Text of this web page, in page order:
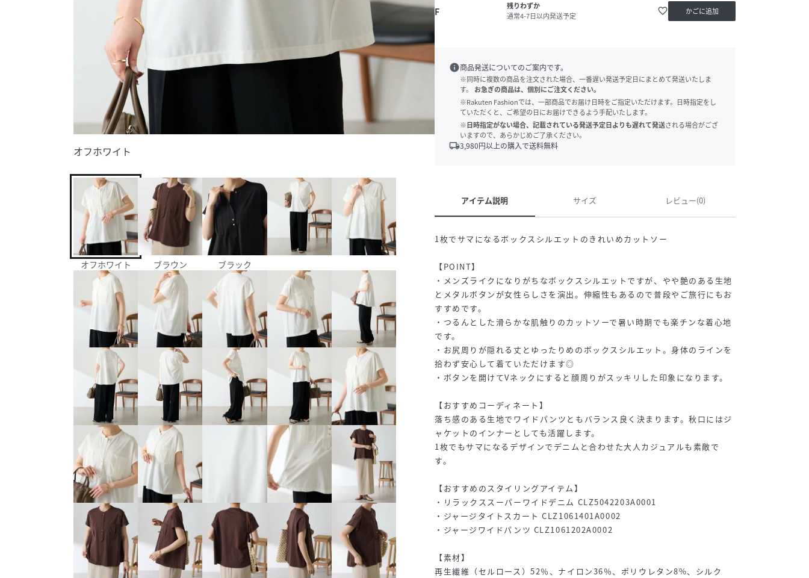
オフホワイト
オフホワイト ブラウン ブラック
F
残りわずか
通常4-7日以内発送予定
favorite_border かごに追加
info商品発送についてのご案内です。
※同時に複数の商品を注文された場合、一番遅い発送予定日にまとめて発送いたしま
す。
お急ぎの商品は、個別にご注文ください。
※Rakuten Fashionでは、一部商品でお届け日時をご指定いただけます。日時指定をし
ていただくと、ご希望の日にお届けできるよう手配いたします。
※日時指定がない場合、記載されている発送予定日よりも遅れて発送される場合がござ
いますので、あらかじめご了承ください。
local_shipping3,980円以上の購入で送料無料
アイテム説明 サイズ レビュー(0)
1枚でサマになるボックスシルエットのきれいめカットソー
【POINT】
・メンズライクになりがちなボックスシルエットですが、やや艶のある生地
とメタルボタンが女性らしさを演出。伸縮性もあるので普段やご旅行にもお
すすめです。
・つるんとした滑らかな肌触りのカットソーで暑い時期でも楽チンな着心地
です。
・お尻周りが隠れる丈とゆったりめのボックスシルエット。身体のラインを
拾わず安心して着ていただけます◎
・ボタンを開けてVネックにすると顔周りがスッキリした印象になります。
【おすすめコーディネート】
落ち感のある生地でワイドパンツともバランス良く決まります。秋口にはジ
ャケットのインナーとしても活躍します。
1枚でもサマになるデザインでデニムと合わせた大人カジュアルも素敵で
す。
【おすすめのスタイリングアイテム】
・リラックススーパーワイドデニム CLZ5042203A0001
・ジャージタイトスカート CLZ1061401A0002
・ジャージワイドパンツ CLZ1061202A0002
【素材】
再生繊維（セルロース）52％、ナイロン36％、ポリウレタン8%、シルク